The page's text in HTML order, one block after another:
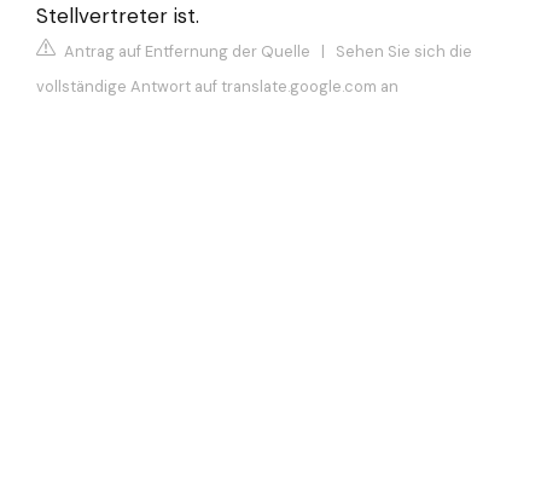
Stellvertreter ist.
Antrag auf Entfernung der Quelle | Sehen Sie sich die
vollständige Antwort auf translate.google.com an